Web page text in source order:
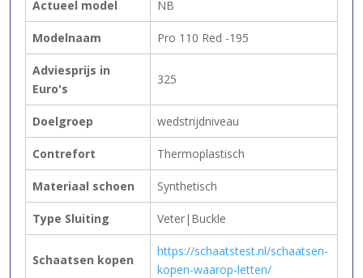
Actueel model NB
Modelnaam Pro 110 Red -195
Adviesprijs in
Euro's
325
Doelgroep wedstrijdniveau
Contrefort Thermoplastisch
Materiaal schoen Synthetisch
Type Sluiting Veter|Buckle
Schaatsen kopen
https://schaatstest.nl/schaatsen-
kopen-waarop-letten/